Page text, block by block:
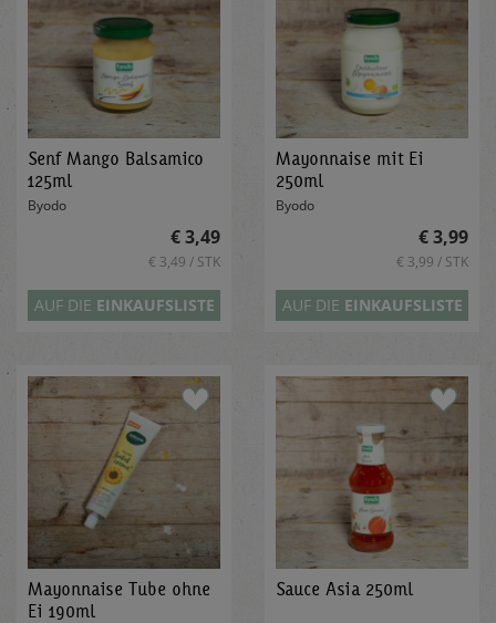
Senf Mango Balsamico
125ml
Byodo
€ 3,49
€ 3,49 / STK
AUF DIE EINKAUFSLISTE
Mayonnaise mit Ei
250ml
Byodo
€ 3,99
€ 3,99 / STK
AUF DIE EINKAUFSLISTE
Mayonnaise Tube ohne
Ei 190ml
Sauce Asia 250ml